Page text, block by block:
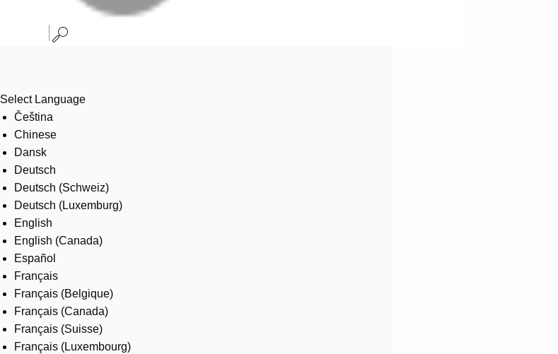
Select Language
Čeština
Chinese
Dansk
Deutsch
Deutsch (Schweiz)
Deutsch (Luxemburg)
English
English (Canada)
Español
Français
Français (Belgique)
Français (Canada)
Français (Suisse)
Français (Luxembourg)